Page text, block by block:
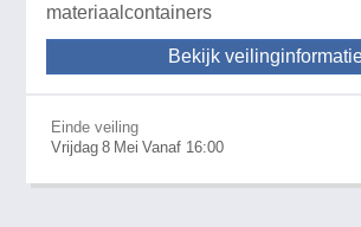
materiaalcontainers
Bekijk
Einde veiling
Vrijdag 8 Mei Vanaf 16:00